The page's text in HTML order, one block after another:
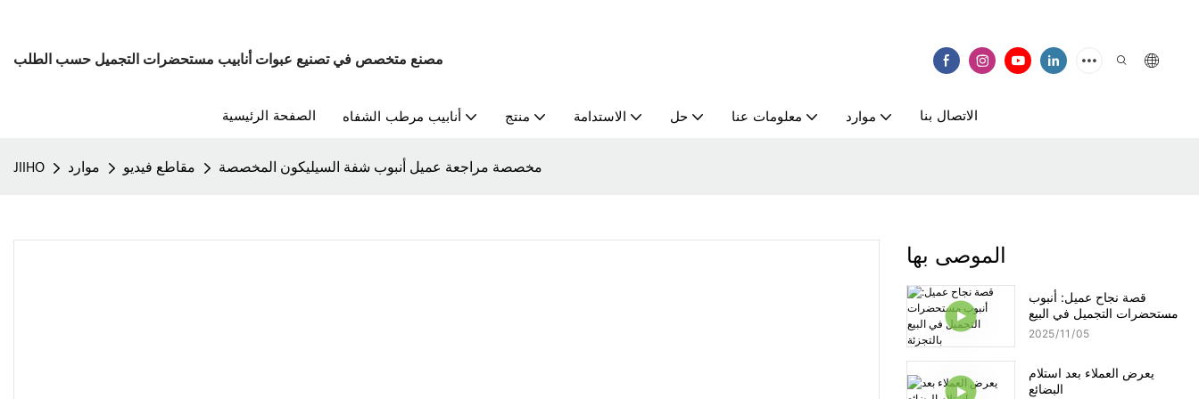
مصنع متخصص في تصنيع عبوات أنابيب مستحضرات التجميل حسب الطلب
الصفحة الرئيسية أنابيب مرطب الشفاه منتج الاستدامة حل معلومات عنا موارد الاتصال بنا
JIIHO موارد مقاطع فيديو مخصصة مراجعة عميل أنبوب شفة السيليكون المخصصة
الموصى بها
قصة نجاح عميل: أنبوب
مستحضرات التجميل في البيع
بالتجزئة
2025 11 05
يعرض العملاء بعد استلام
البضائع